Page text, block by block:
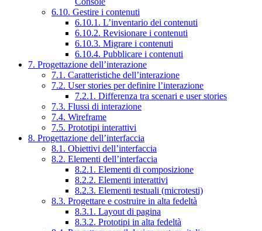
6.10. Gestire i contenuti
6.10.1. L’inventario dei contenuti
6.10.2. Revisionare i contenuti
6.10.3. Migrare i contenuti
6.10.4. Pubblicare i contenuti
7. Progettazione dell’interazione
7.1. Caratteristiche dell’interazione
7.2. User stories per definire l’interazione
7.2.1. Differenza tra scenari e user stories
7.3. Flussi di interazione
7.4. Wireframe
7.5. Prototipi interattivi
8. Progettazione dell’interfaccia
8.1. Obiettivi dell’interfaccia
8.2. Elementi dell’interfaccia
8.2.1. Elementi di composizione
8.2.2. Elementi interattivi
8.2.3. Elementi testuali (microtesti)
8.3. Progettare e costruire in alta fedeltà
8.3.1. Layout di pagina
8.3.2. Prototipi in alta fedeltà